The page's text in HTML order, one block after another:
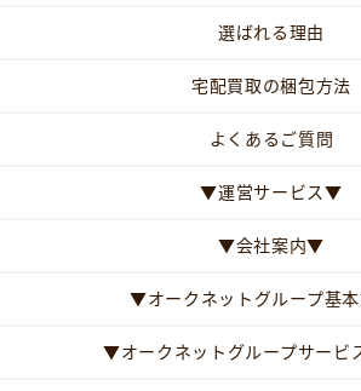
選ばれる理由
宅配買取の梱包方法
よくあるご質問
▼運営サービス▼
▼会社案内▼
▼オークネットグループ基
▼オークネットグループサービ